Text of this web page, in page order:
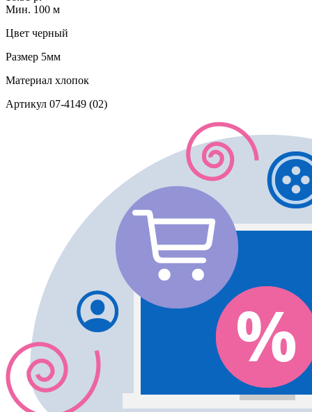
Мин. 100 м
Цвет черный
Размер 5мм
Материал хлопок
Артикул 07-4149 (02)